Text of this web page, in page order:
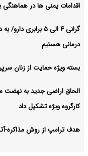
اقدامات یمنی ها در
گرانی ۴ الی ۵
درمانی هستیم
بسته ویژه حمایت از زنان
الحاق اراضی جدید به نهضت
کارگروه ویژه تشکیل داد
هدف ترامپ از روش مذاکره-